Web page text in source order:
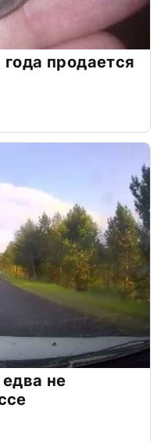
продается
не